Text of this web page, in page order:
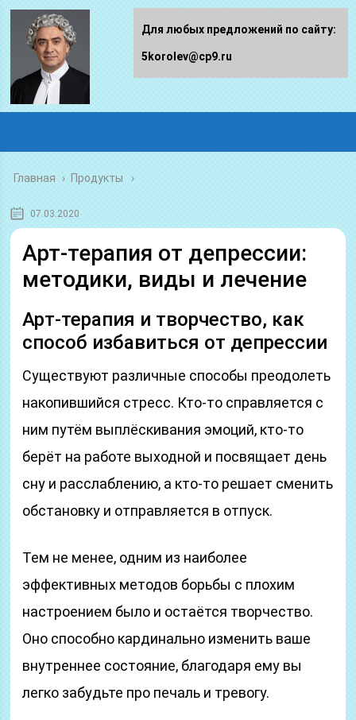
Главная › Продукты
07.03.2020
Арт-терапия от депрессии:
методики, виды и лечение
Арт-терапия и творчество, как
способ избавиться от депрессии
Существуют различные способы преодолеть
накопившийся стресс. Кто-то справляется с
ним путём выплёскивания эмоций, кто-то
берёт на работе выходной и посвящает день
сну и расслаблению, а кто-то решает сменить
обстановку и отправляется в отпуск.
Тем не менее, одним из наиболее
эффективных методов борьбы с плохим
настроением было и остаётся творчество.
Оно способно кардинально изменить ваше
внутреннее состояние, благодаря ему вы
легко забудьте про печаль и тревогу.
Для любых предложений по сайту:
5korolev@cp9.ru